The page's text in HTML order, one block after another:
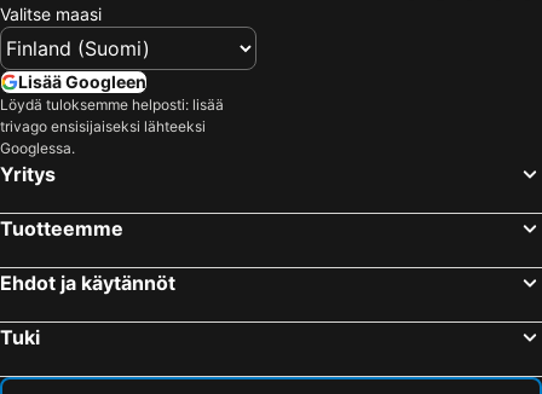
Valitse maasi
Lisää Googleen
Löydä tuloksemme helposti: lisää
trivago ensisijaiseksi lähteeksi
Googlessa.
Yritys
Tuotteemme
Ehdot ja käytännöt
Tuki